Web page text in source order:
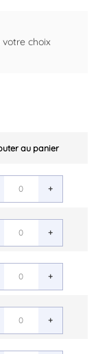
votre choix
au panier
+
+
+
+